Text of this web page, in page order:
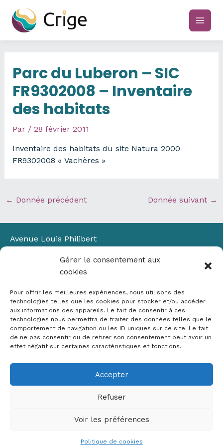
Gérer le consentement aux
cookies
Pour offrir les meilleures expériences, nous utilisons des
technologies telles que les cookies pour stocker et/ou accéder
aux informations des appareils. Le fait de consentir à ces
technologies nous permettra de traiter des données telles que le
comportement de navigation ou les ID uniques sur ce site. Le fait
de ne pas consentir ou de retirer son consentement peut avoir un
effet négatif sur certaines caractéristiques et fonctions.
Accepter
Refuser
Voir les préférences
Politique de cookies
contenu
main
Parc du Luberon – SIC
FR9302008 – Inventaire
des habitats
Par / 28 février 2011
Inventaire des habitats du site Natura 2000
FR9302008 « Vachères »
← Donnée précédent Donnée suivant →
Avenue Louis Philibert
Bâtiment Laennec
13100 Aix-en-Provence
✉ contact@crige-paca.org
Mentions légales
RGPD
Copyright © 2026 Crige PACA